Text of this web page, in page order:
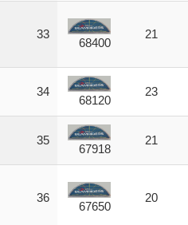
33
68400
21
34
68120
23
35
67918
21
36
67650
20